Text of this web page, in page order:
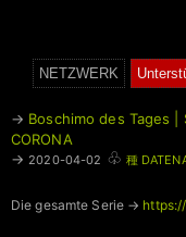
NETZWERK
→ Boschimo des Tages |
CORONA
→ 2020-04-02 ♧ 種
Die gesamte Serie →